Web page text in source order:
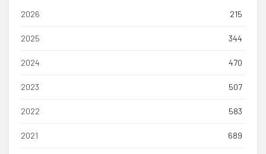
2026 215
2025 344
2024 470
2023 507
2022 583
2021 689